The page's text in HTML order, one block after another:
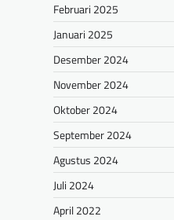
Februari 2025
Januari 2025
Desember 2024
November 2024
Oktober 2024
September 2024
Agustus 2024
Juli 2024
April 2022